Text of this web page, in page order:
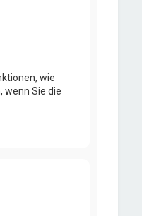
wie
wenn Sie die